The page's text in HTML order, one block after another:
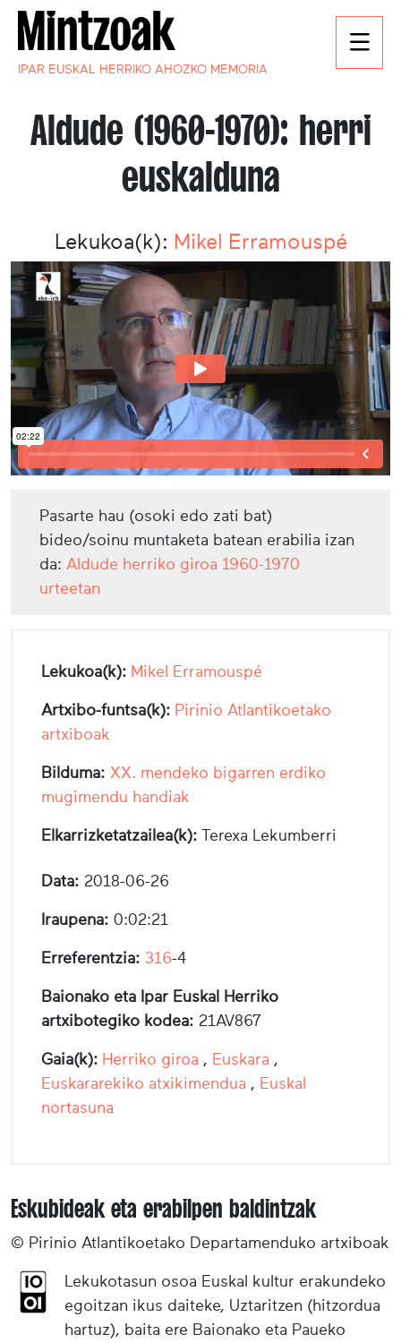
IPAR EUSKAL HERRIKO AHOZKO MEMORIA
Aldude (1960-1970): herri
euskalduna
Lekukoa(k): Mikel Erramouspé
Pasarte hau (osoki edo zati bat)
bideo/soinu muntaketa batean erabilia izan
da: Aldude herriko giroa 1960-1970
urteetan
Lekukoa(k): Mikel Erramouspé
Artxibo-funtsa(k): Pirinio Atlantikoetako
artxiboak
Bilduma: XX. mendeko bigarren erdiko
mugimendu handiak
Elkarrizketatzailea(k): Terexa Lekumberri
Data: 2018-06-26
Iraupena: 0:02:21
Erreferentzia: 316-4
Baionako eta Ipar Euskal Herriko
artxibotegiko kodea: 21AV867
Gaia(k): Herriko giroa , Euskara ,
Euskararekiko atxikimendua , Euskal
nortasuna
Eskubideak eta erabilpen baldintzak
© Pirinio Atlantikoetako Departamenduko artxiboak
Lekukotasun osoa Euskal kultur erakundeko
egoitzan ikus daiteke, Uztaritzen (hitzordua
hartuz), baita ere Baionako eta Paueko